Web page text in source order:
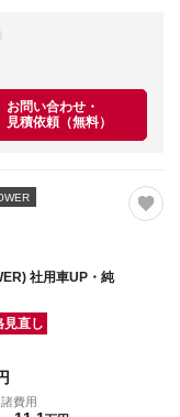
お問い合わせ・
見積依頼（無料）
社用車UP・純
見直し
諸費用